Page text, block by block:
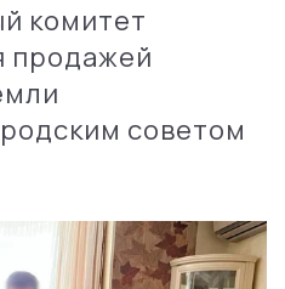
комитет
продажей
советом